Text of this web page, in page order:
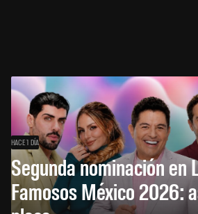
HACE 1 DÍA
Segunda nominación en
Famosos México 2026: